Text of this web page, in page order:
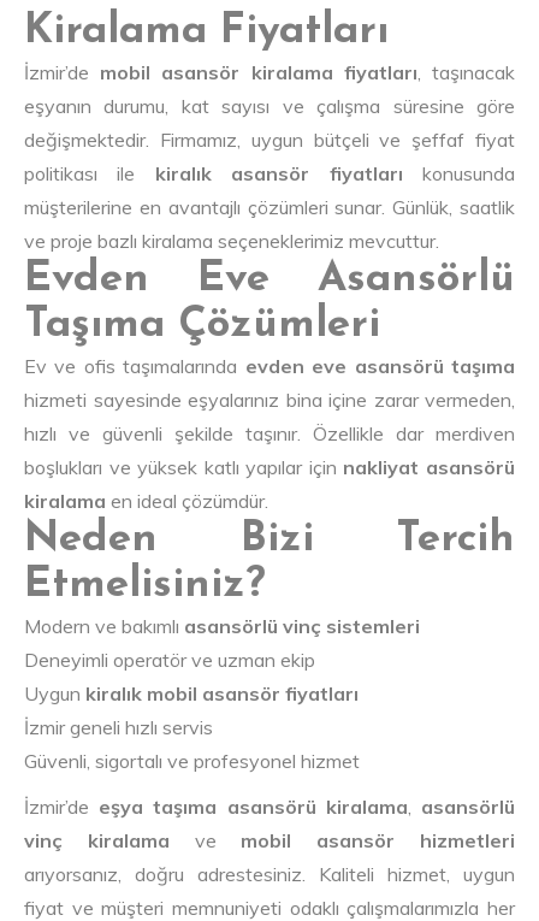
Kiralama Fiyatları
İzmir’de mobil asansör kiralama fiyatları , taşınacak
eşyanın durumu, kat sayısı ve çalışma süresine göre
değişmektedir. Firmamız, uygun bütçeli ve şeffaf fiyat
politikası ile kiralık asansör fiyatları konusunda
müşterilerine en avantajlı çözümleri sunar. Günlük, saatlik
ve proje bazlı kiralama seçeneklerimiz mevcuttur.
Evden Eve Asansörlü
Taşıma Çözümleri
Ev ve ofis taşımalarında evden eve asansörü taşıma
hizmeti sayesinde eşyalarınız bina içine zarar vermeden,
hızlı ve güvenli şekilde taşınır. Özellikle dar merdiven
boşlukları ve yüksek katlı yapılar için nakliyat asansörü
kiralama en ideal çözümdür.
Neden Bizi Tercih
Etmelisiniz?
Modern ve bakımlı asansörlü vinç sistemleri
Deneyimli operatör ve uzman ekip
Uygun kiralık mobil asansör fiyatları
İzmir geneli hızlı servis
Güvenli, sigortalı ve profesyonel hizmet
İzmir’de eşya taşıma asansörü kiralama
asansörlü
vinç kiralama ve mobil asansör hizmetleri
arıyorsanız, doğru adrestesiniz. Kaliteli hizmet, uygun
fiyat ve müşteri memnuniyeti odaklı çalışmalarımızla her